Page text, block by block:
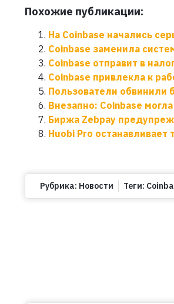
Похожие публикации:
На Coinbase начались
Coinbase заменила
Coinbase отправит в
Coinbase привлекла к
Пользователи обвинили
Внезапно: Coinbase
Биржа Zebpay
Huobi Pro останавливает
Рубрика: Новости Теги: